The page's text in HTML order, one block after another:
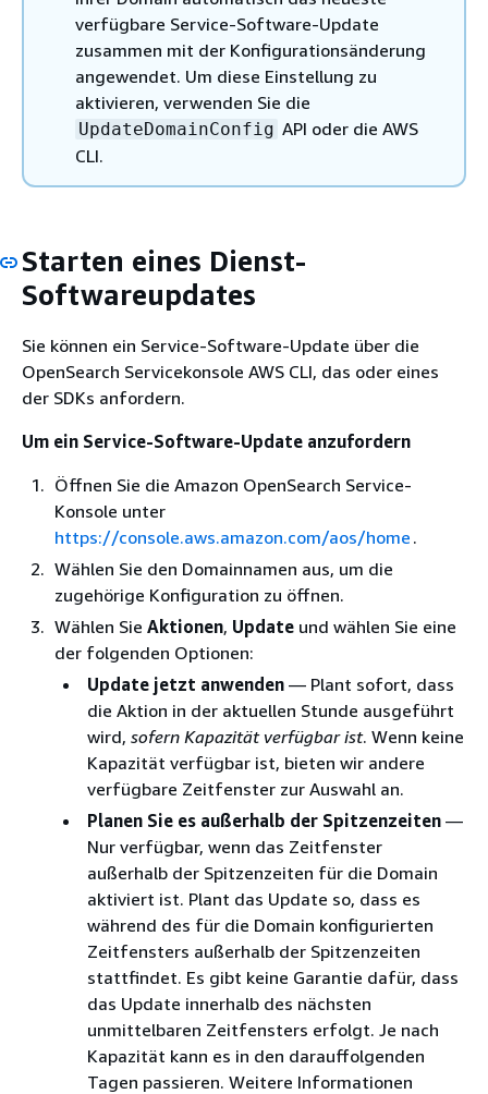
verfügbare Service-Software-Update
zusammen mit der Konfigurationsänderung
angewendet. Um diese Einstellung zu
aktivieren, verwenden Sie die
UpdateDomainConfig API oder die AWS
CLI.
Starten eines Dienst-
Softwareupdates
Sie können ein Service-Software-Update über die
OpenSearch Servicekonsole AWS CLI, das oder eines
der SDKs anfordern.
Um ein Service-Software-Update anzufordern
Öffnen Sie die Amazon OpenSearch Service-
Konsole unter
https://console.aws.amazon.com/aos/home .
Wählen Sie den Domainnamen aus, um die
zugehörige Konfiguration zu öffnen.
Wählen Sie Aktionen, Update und wählen Sie eine
der folgenden Optionen:
Update jetzt anwenden — Plant sofort, dass
die Aktion in der aktuellen Stunde ausgeführt
wird, sofern Kapazität verfügbar ist. Wenn keine
Kapazität verfügbar ist, bieten wir andere
verfügbare Zeitfenster zur Auswahl an.
Planen Sie es außerhalb der Spitzenzeiten —
Nur verfügbar, wenn das Zeitfenster
außerhalb der Spitzenzeiten für die Domain
aktiviert ist. Plant das Update so, dass es
während des für die Domain konfigurierten
Zeitfensters außerhalb der Spitzenzeiten
stattfindet. Es gibt keine Garantie dafür, dass
das Update innerhalb des nächsten
unmittelbaren Zeitfensters erfolgt. Je nach
Kapazität kann es in den darauffolgenden
Tagen passieren. Weitere Informationen